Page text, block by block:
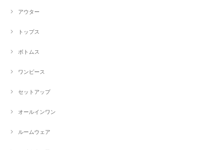
アウター
トップス
ボトムス
ワンピース
セットアップ
オールインワン
ルームウェア